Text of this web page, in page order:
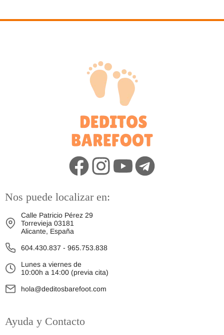
Nos puede localizar en:
Calle Patricio Pérez 29
Torrevieja 03181
Alicante, España
604.430.837 - 965.753.838
Lunes a viernes de
10:00h a 14:00 (previa cita)
hola@deditosbarefoot.com
Ayuda y Contacto